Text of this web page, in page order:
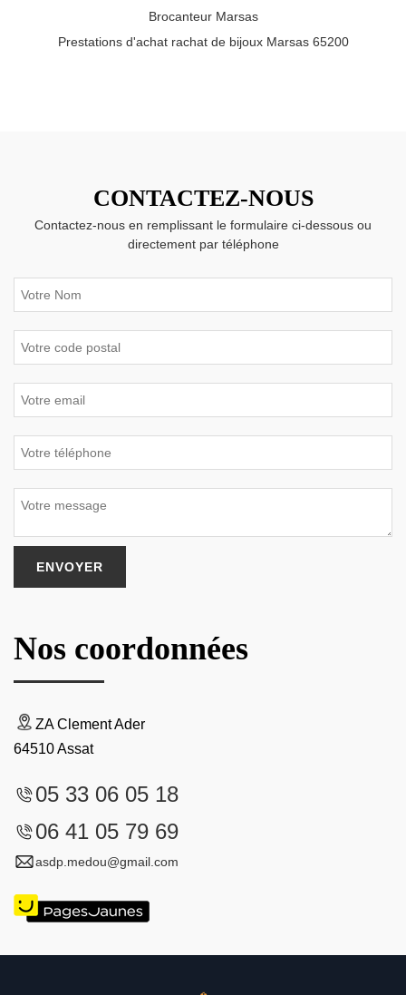
Brocanteur Marsas
Prestations d'achat rachat de bijoux Marsas 65200
CONTACTEZ-NOUS
Contactez-nous en remplissant le formulaire ci-dessous ou
directement par téléphone
Nos coordonnées
ZA Clement Ader
64510 Assat
05 33 06 05 18
06 41 05 79 69
asdp.medou@gmail.com